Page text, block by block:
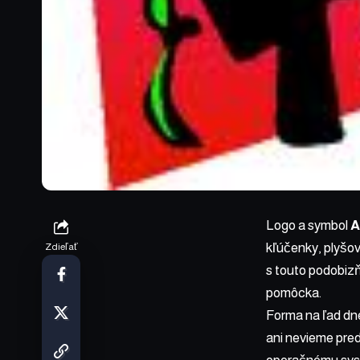
Zdieľať
Logo a symbol
kľúčenky,
s touto
pomôcka.
Forma na ľad
ani nevieme